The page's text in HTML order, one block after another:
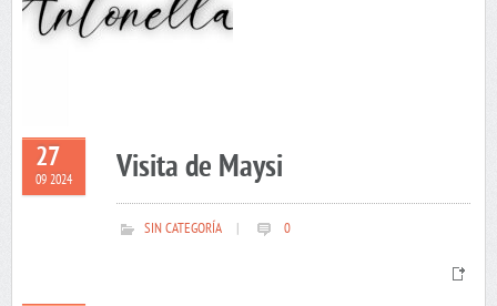
27
09 2024 Visita de Maysi
SIN CATEGORÍA 0